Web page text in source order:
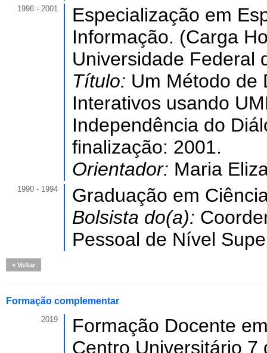
1998 - 2001
Especialização em
Informação. (Carga
Universidade Federal
Título: Um Método de
Interativos usando
Independência do
finalização: 2001.
Orientador: Maria
1990 - 1994
Graduação em
Bolsista do(a):
Pessoal de Nível
Voltar
Formação complementar
2019
Formação Docente
Centro Universitário 7